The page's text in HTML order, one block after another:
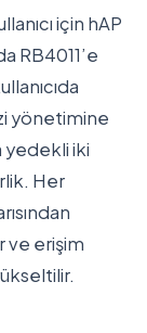
için hAP
RB4011’e
yönetimine
yedekli iki
Her
ve erişim